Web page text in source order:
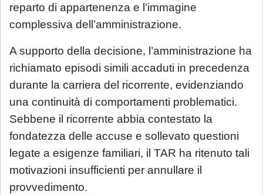
reparto di appartenenza e l’immagine
complessiva dell’amministrazione.
A supporto della decisione, l’amministrazione ha
richiamato episodi simili accaduti in precedenza
durante la carriera del ricorrente, evidenziando
una continuità di comportamenti problematici.
Sebbene il ricorrente abbia contestato la
fondatezza delle accuse e sollevato questioni
legate a esigenze familiari, il TAR ha ritenuto tali
motivazioni insufficienti per annullare il
provvedimento.